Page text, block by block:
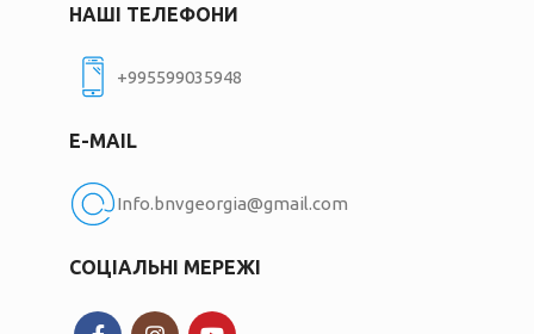
НАШІ ТЕЛЕФОНИ
+995599035948
E-MAIL
Info.bnvgeorgia@gmail.com
СОЦІАЛЬНІ МЕРЕЖІ